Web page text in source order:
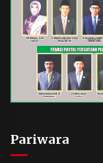
Pariwara